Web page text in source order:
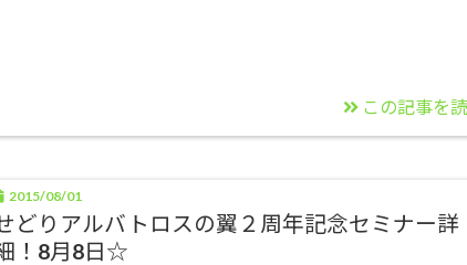
この記事を
2015/08/01
どりアルバトロスの翼２周年記念セミナー詳
！8月8日☆